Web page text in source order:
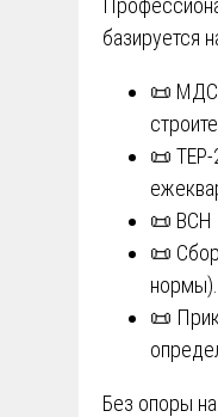
базируется
📜 МДС
📜 ТЕР-
📜 ВСН
📜
нормы).
📜
Без опоры